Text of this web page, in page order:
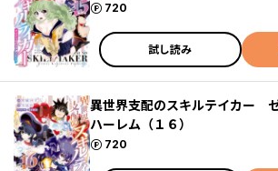
720
ポイント
試し読み
異世界支配のスキルテイカー
ハーレム（１６）
720
ポイント